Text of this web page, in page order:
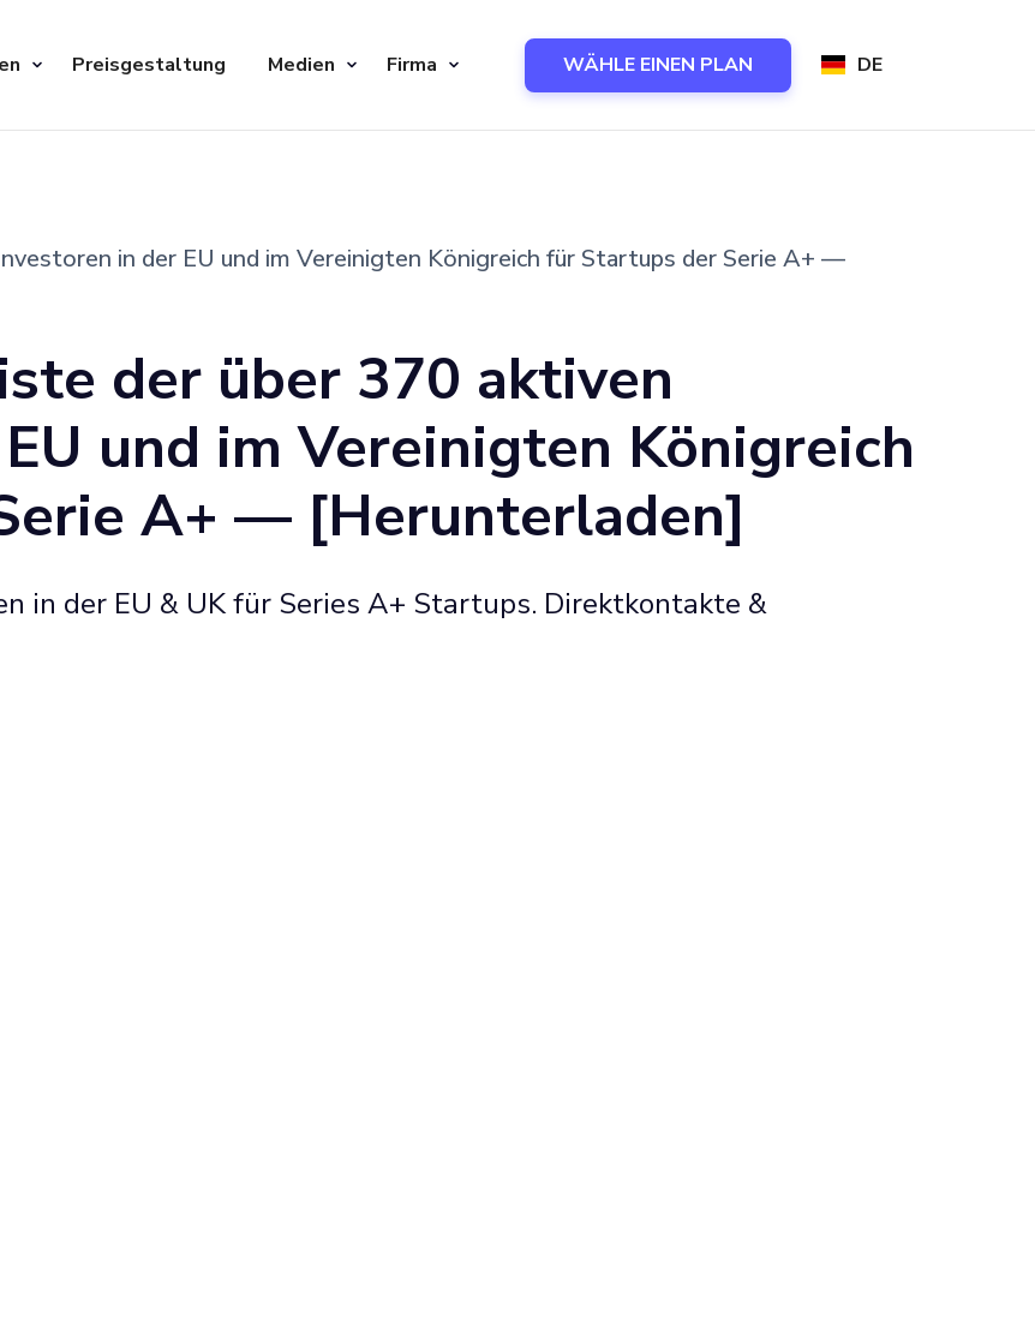
Preisgestaltung Medien Firma WÄHLE EINEN PLAN DE
in der EU und im Vereinigten Königreich für Startups der Serie A+ —
der über 370 aktiven
und im Vereinigten Königreich
A+ — [Herunterladen]
in der EU & UK für Series A+ Startups. Direktkontakte &